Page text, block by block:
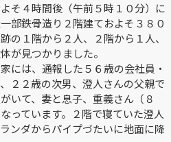
そ４時間後（午前５時１０分）に
部鉄骨造り２階建ておよそ３８０
の１階から２人、２階から１人、
が見つかりました。
には、通報した５６歳の会社員・
２２歳の次男、澄人さんの父親で
いて、妻と息子、重義さん（８
っています。２階で寝ていた澄人
ンダからパイプづたいに地面に降